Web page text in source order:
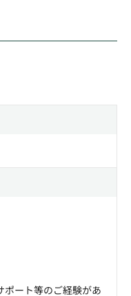
ポート等のご経験があ